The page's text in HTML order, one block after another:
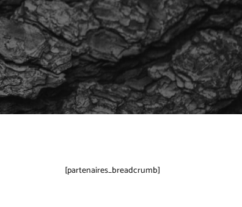
[partenaires_breadcrumb]